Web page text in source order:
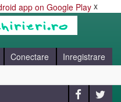
x
Conectare Inregistrare